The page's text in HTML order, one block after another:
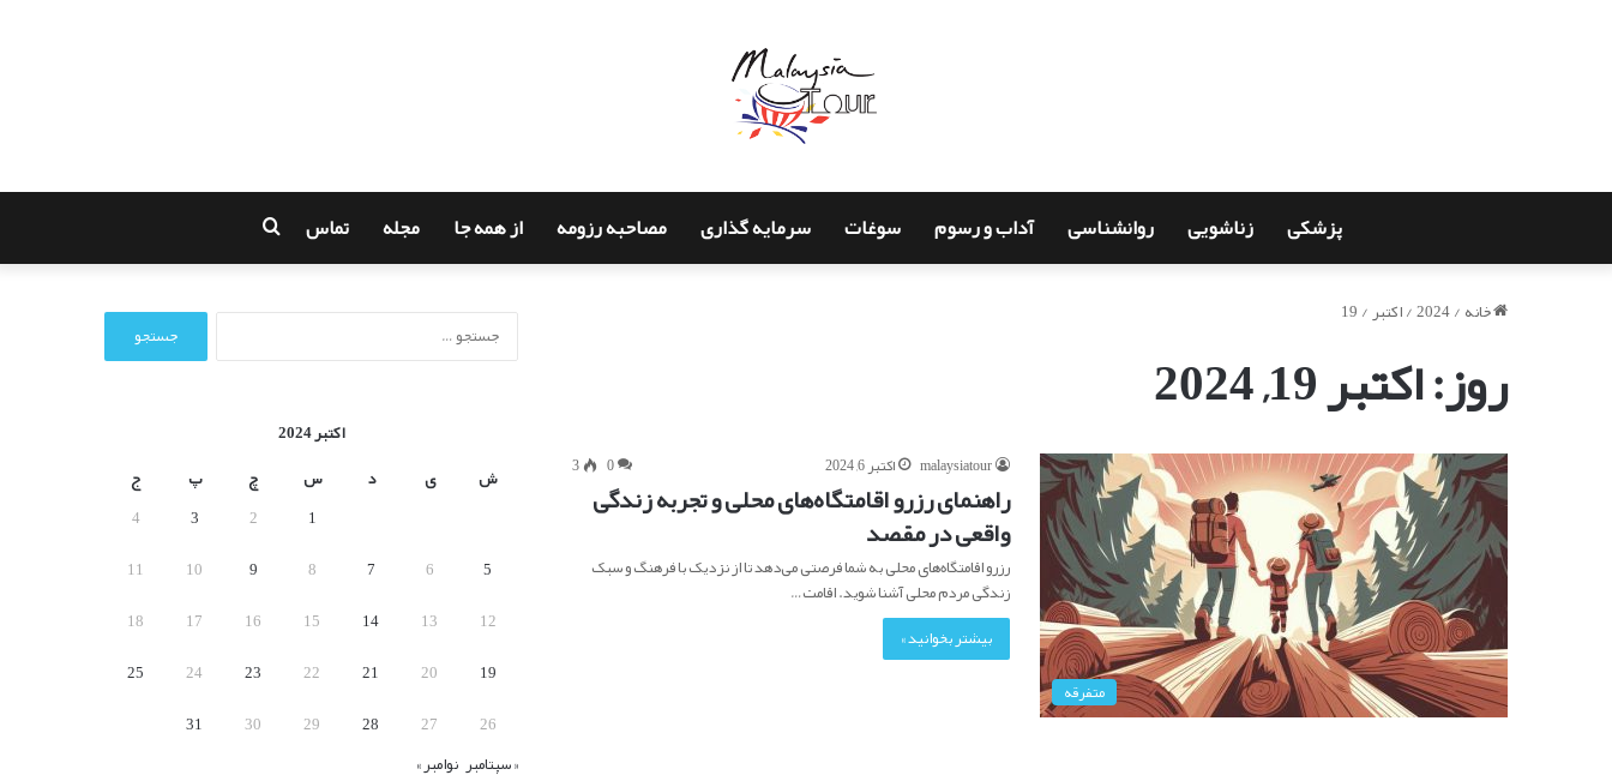
پزشکی زناشویی روانشناسی آداب و رسوم سوغات سرمایه گذاری مصاحبه رزومه از همه جا مجله تماس
خانه/
2024
/اکتبر/
19
روز:اکتبر 19, 2024
متفرقه
malaysiatour اکتبر 6, 2024 0
3
راهنمای رزرو اقامتگاه‌های محلی و تجربه زندگی
واقعی در مقصد
رزرو اقامتگاه‌های محلی به شما فرصتی می‌دهد تا از نزدیک با فرهنگ و سبک
زندگی مردم محلی آشنا شوید. اقامت…
بیشتر بخوانید »
ج
اکتبر 2024
ش
ی د س چ پ
ج
1
2
3
4
5
6
7
8
9
10
11
12
13
14
15
16
17
18
19
20
21
22
23
24
25
26
27
28
29
30
31
« سپتامبر نوامبر »